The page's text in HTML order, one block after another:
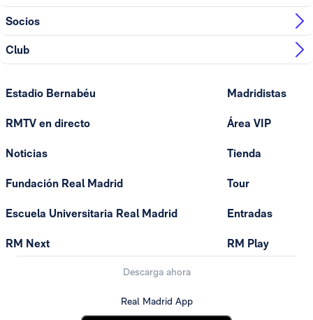
Socios
Club
Estadio Bernabéu
RMTV en directo
Noticias
Fundación Real Madrid
Escuela Universitaria Real Madrid
RM Next
Madridistas
Área VIP
Tienda
Tour
Entradas
RM Play
Descarga ahora
Real Madrid App